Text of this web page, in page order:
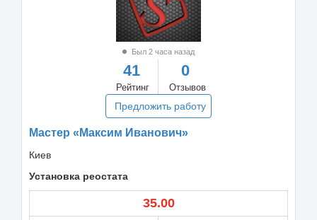
Был 2 часа назад
41
Рейтинг
0
Отзывов
Предложить работу
Мастер «Максим Иванович»
Киев
Установка реостата
35.00